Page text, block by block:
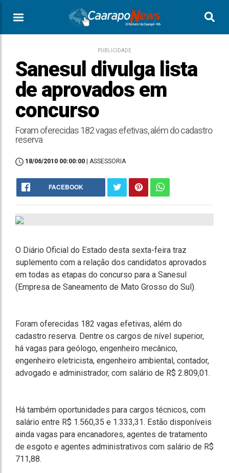
PUBLICIDADE
Sanesul divulga lista
de aprovados em
concurso
Foram oferecidas 182 vagas efetivas, além do cadastro
reserva
18/06/2010 00:00:00 | ASSESSORIA
FACEBOOK
O Diário Oficial do Estado desta sexta-feira traz
suplemento com a relação dos candidatos aprovados
em todas as etapas do concurso para a Sanesul
(Empresa de Saneamento de Mato Grosso do Sul).
Foram oferecidas 182 vagas efetivas, além do
cadastro reserva. Dentre os cargos de nível superior,
há vagas para geólogo, engenheiro mecânico,
engenheiro eletricista, engenheiro ambiental, contador,
advogado e administrador, com salário de R$ 2.809,01.
Há também oportunidades para cargos técnicos, com
salário entre R$ 1.560,35 e 1.333,31. Estão disponíveis
ainda vagas para encanadores, agentes de tratamento
de esgoto e agentes administrativos com salário de R$
711,88.